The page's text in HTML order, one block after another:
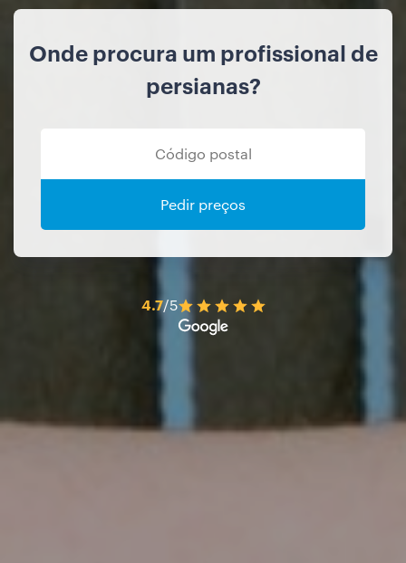
Onde procura um profissional de
persianas?
Pedir preços
4.7/5